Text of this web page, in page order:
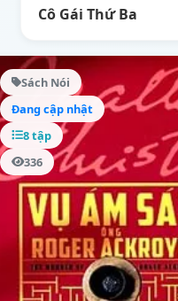
Cô Gái Thứ Ba
Sách Nói
Đang cập nhật
8 tập
336